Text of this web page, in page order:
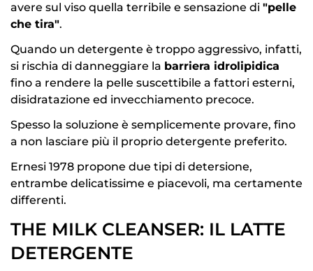
avere sul viso quella terribile e sensazione di "pelle
che tira".
Quando un detergente è troppo aggressivo, infatti,
si rischia di danneggiare la barriera idrolipidica
fino a rendere la pelle suscettibile a fattori esterni,
disidratazione ed invecchiamento precoce.
Spesso la soluzione è semplicemente provare, fino
a non lasciare più il proprio detergente preferito.
Ernesi 1978 propone due tipi di detersione,
entrambe delicatissime e piacevoli, ma certamente
differenti.
THE MILK CLEANSER: IL LATTE
DETERGENTE